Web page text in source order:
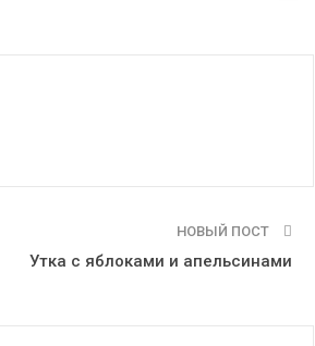
НОВЫЙ ПОСТ
Утка с яблоками и апельсинами